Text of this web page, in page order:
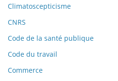
Climatoscepticisme
CNRS
Code de la santé publique
Code du travail
Commerce